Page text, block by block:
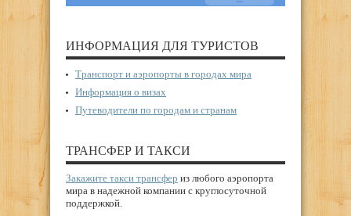
ИНФОРМАЦИЯ ДЛЯ ТУРИСТОВ
Транспорт и аэропорты в городах мира
Информация о визах
Путеводители по городам и странам
ТРАНСФЕР И ТАКСИ
Закажите такси трансфер из любого аэропорта
мира в надежной компании с круглосуточной
поддержкой.